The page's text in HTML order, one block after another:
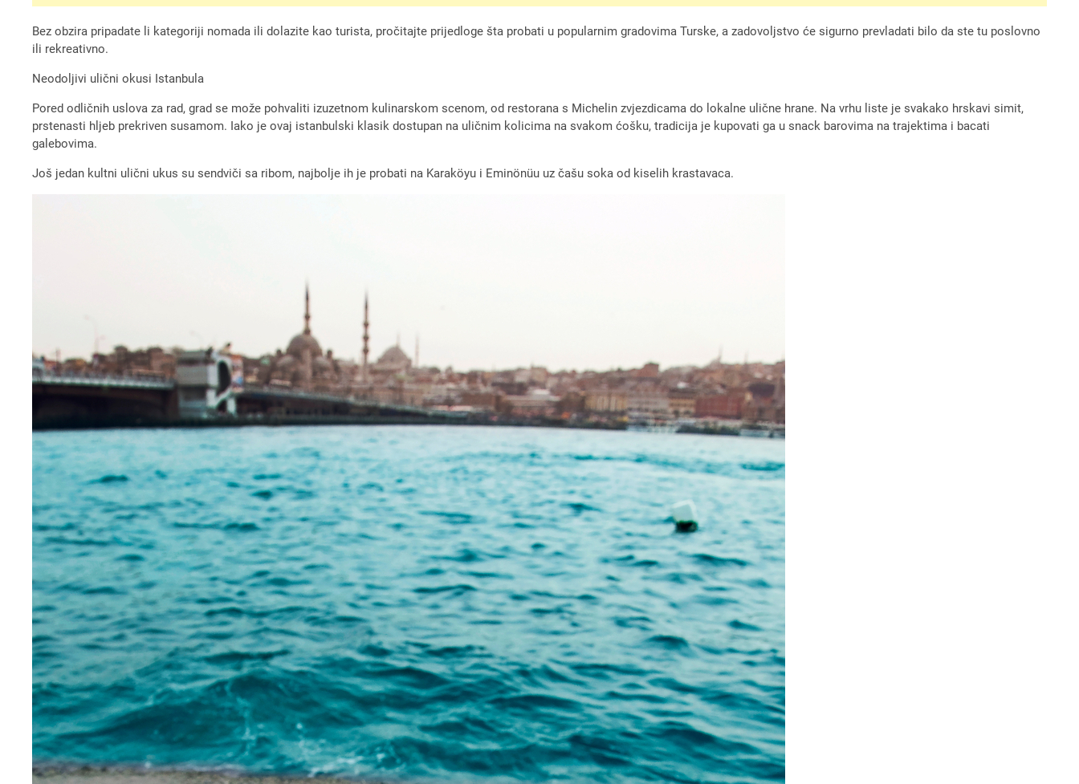
Bez obzira pripadate li kategoriji nomada ili dolazite kao turista, pročitajte prijedloge šta probati u popularnim gradovima Turske, a zadovoljstvo će sigurno prevladati bilo da ste tu poslovno
ili rekreativno.
Neodoljivi ulični okusi Istanbula
Pored odličnih uslova za rad, grad se može pohvaliti izuzetnom kulinarskom scenom, od restorana s Michelin zvjezdicama do lokalne ulične hrane. Na vrhu liste je svakako hrskavi simit,
prstenasti hljeb prekriven susamom. Iako je ovaj istanbulski klasik dostupan na uličnim kolicima na svakom ćošku, tradicija je kupovati ga u snack barovima na trajektima i bacati
galebovima.
Još jedan kultni ulični ukus su sendviči sa ribom, najbolje ih je probati na Karaköyu i Eminönüu uz čašu soka od kiselih krastavaca.